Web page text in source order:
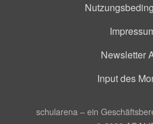
Newsletter
Input des
schularena – ein